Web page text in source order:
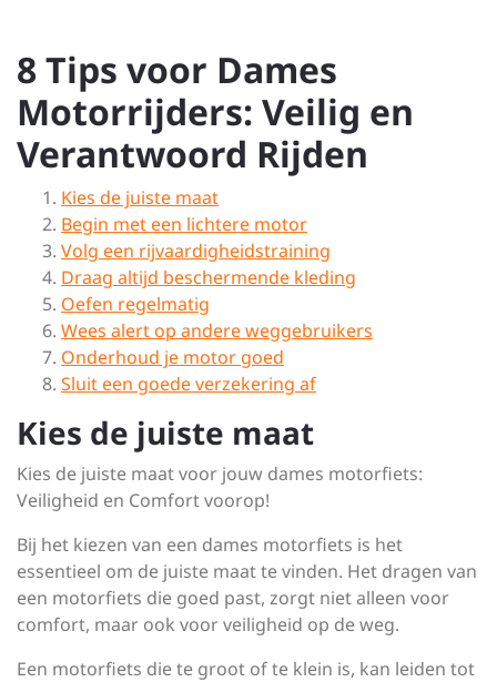
8 Tips voor Dames
Motorrijders: Veilig en
Verantwoord Rijden
Kies de juiste maat
Begin met een lichtere motor
Volg een rijvaardigheidstraining
Draag altijd beschermende kleding
Oefen regelmatig
Wees alert op andere weggebruikers
Onderhoud je motor goed
Sluit een goede verzekering af
Kies de juiste maat
Kies de juiste maat voor jouw dames motorfiets:
Veiligheid en Comfort voorop!
Bij het kiezen van een dames motorfiets is het
essentieel om de juiste maat te vinden. Het dragen van
een motorfiets die goed past, zorgt niet alleen voor
comfort, maar ook voor veiligheid op de weg.
Een motorfiets die te groot of te klein is, kan leiden tot